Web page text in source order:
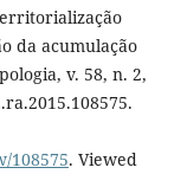
da acumulação
v. 58, n. 2,
108575. Viewed